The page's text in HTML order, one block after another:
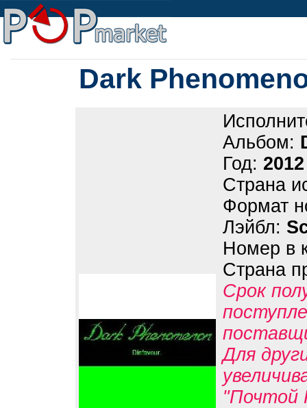
Dark
Альбом:
Год: 2012
Страна
Формат
Лэйбл:
Номер в
Страна
Срок
Для
"Почтой